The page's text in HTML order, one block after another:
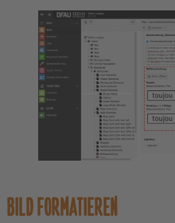
BILD FORMATIEREN